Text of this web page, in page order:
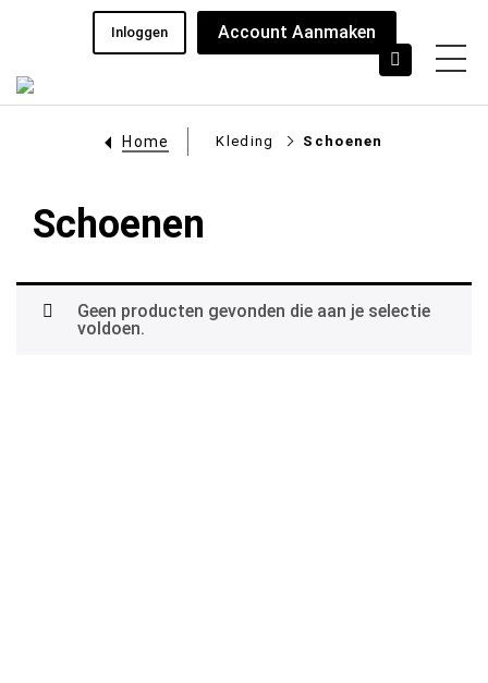
Inloggen Account Aanmaken
Home Kleding Schoenen
Schoenen
Geen producten gevonden die aan je selectie
voldoen.